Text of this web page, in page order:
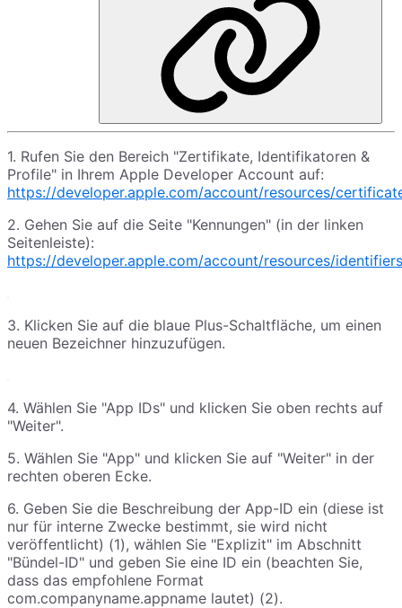
1. Rufen Sie den Bereich "Zertifikate, Identifikatoren &
Profile" in Ihrem Apple Developer Account auf:
https://developer.apple.com/account/resources/
2. Gehen Sie auf die Seite "Kennungen" (in der linken
Seitenleiste):
https://developer.apple.com/account/resources/
3. Klicken Sie auf die blaue Plus-Schaltfläche, um einen
neuen Bezeichner hinzuzufügen.
4. Wählen Sie "App IDs" und klicken Sie oben rechts auf
"Weiter".
5. Wählen Sie "App" und klicken Sie auf "Weiter" in der
rechten oberen Ecke.
6. Geben Sie die Beschreibung der App-ID ein (diese ist
nur für interne Zwecke bestimmt, sie wird nicht
veröffentlicht) (1), wählen Sie "Explizit" im Abschnitt
"Bündel-ID" und geben Sie eine ID ein (beachten Sie,
dass das empfohlene Format
com.companyname.appname lautet) (2).